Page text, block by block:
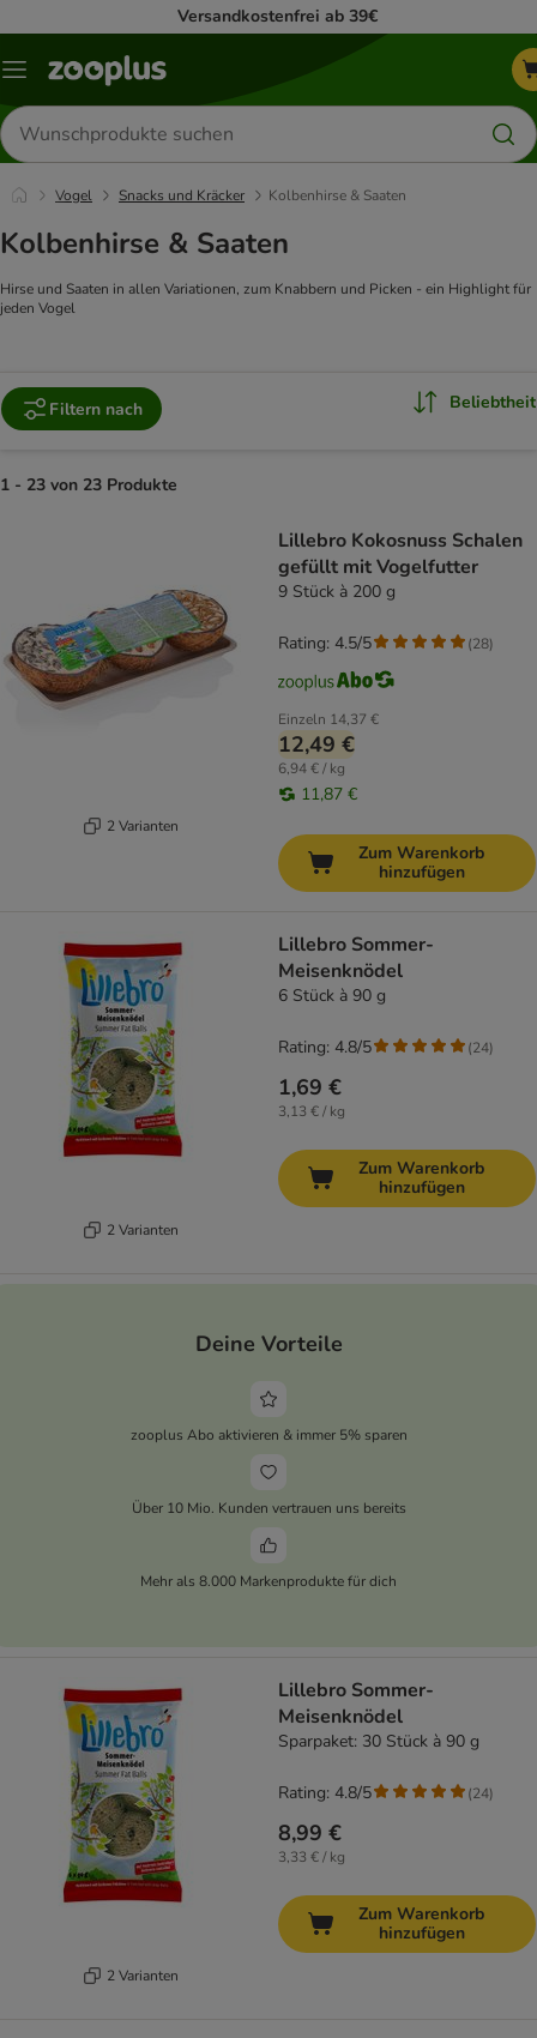
Versandkostenfrei ab 39€
Menü
Produkte
suchen
Vogel Snacks und Kräcker Kolbenhirse & Saaten
Kolbenhirse & Saaten
Hirse und Saaten in allen Variationen, zum Knabbern und Picken - ein Highlight für
jeden Vogel
Filtern nach Beliebtheit
1 - 23 von 23 Produkte
2 Varianten
Lillebro Kokosnuss Schalen
gefüllt mit Vogelfutter
9 Stück à 200 g
Einzeln 14,37 €
12,49 €
6,94 € / kg
11,87 €
Rating: 4.5/5 (28)
Zum Warenkorb
hinzufügen
2 Varianten
Lillebro Sommer-
Meisenknödel
6 Stück à 90 g
1,69 €
3,13 € / kg
Rating: 4.8/5 (24)
Zum Warenkorb
hinzufügen
Deine Vorteile
zooplus Abo aktivieren & immer 5% sparen
Über 10 Mio. Kunden vertrauen uns bereits
Mehr als 8.000 Markenprodukte für dich
2 Varianten
Lillebro Sommer-
Meisenknödel
Sparpaket: 30 Stück à 90 g
8,99 €
3,33 € / kg
Rating: 4.8/5 (24)
Zum Warenkorb
hinzufügen